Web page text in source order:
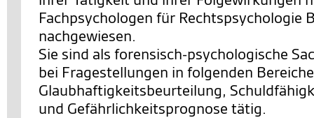
Fachpsychologen für Rechtspsychologie
nachgewiesen.
Sie sind als forensisch-psychologische
bei Fragestellungen in folgenden
Glaubhaftigkeitsbeurteilung,
und Gefährlichkeitsprognose tätig.